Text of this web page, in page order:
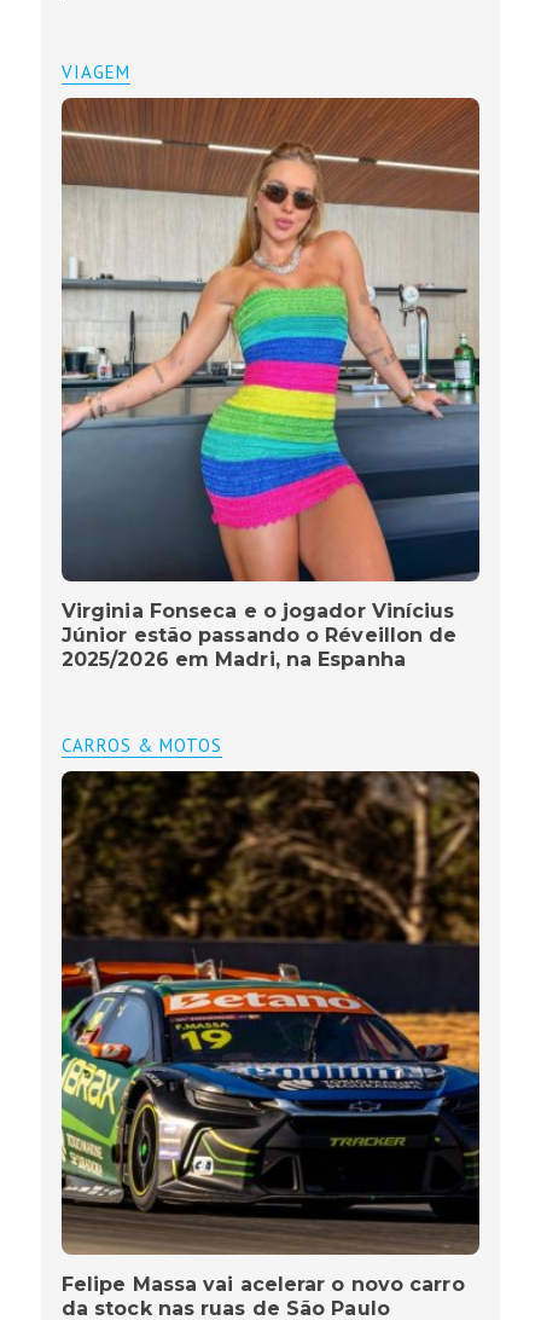
VIAGEM
Virginia Fonseca e o jogador Vinícius
Júnior estão passando o Réveillon de
2025/2026 em Madri, na Espanha
CARROS & MOTOS
Felipe Massa vai acelerar o novo carro
da stock nas ruas de São Paulo